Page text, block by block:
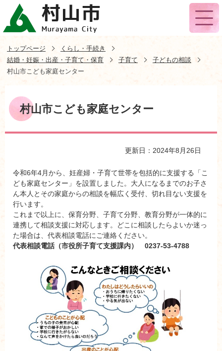
トップページ
くらし・手続き
結婚・妊娠・出産・子育て・保育
子育て
子どもの相談
村山市こども家庭センター
村山市こども家庭センター
更新日：2024年8月26日
令和6年4月から、妊産婦・子育て世帯を包括的に支援する「こ
ども家庭センター」を設置しました。大人になるまでのお子さ
ん本人とその家庭からの相談を幅広く受付、切れ目ない支援を
行います。
これまで以上に、保育分野、子育て分野、教育分野が一体的に
連携して相談支援に対応します。どこに相談したらよいか迷っ
た場合は、代表相談電話にご連絡ください。
代表相談電話（市役所子育て支援課内） 0237-53-4788